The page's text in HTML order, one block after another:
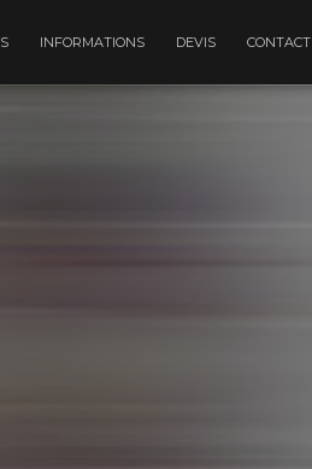
INFORMATIONS DEVIS CONTACT